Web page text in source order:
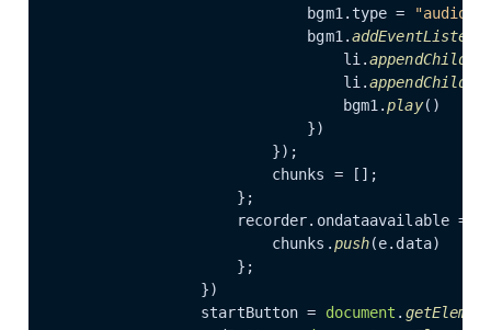
                            bgm1.
type =
"audio/
                            bgm1.
                                li.
appendChild
                                li.
appendChild
                                bgm1.
play()
                            })
                        });
                        chunks = [];
                    };
                    recorder.
ondataavailable =
                        chunks.
push(e. data)
                    };
                })
                startButton =
document .